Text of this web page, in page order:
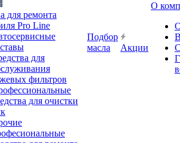
для ремонта
Pro Line
для
фильтров
для очистки
Подбор
масла
Акции
О